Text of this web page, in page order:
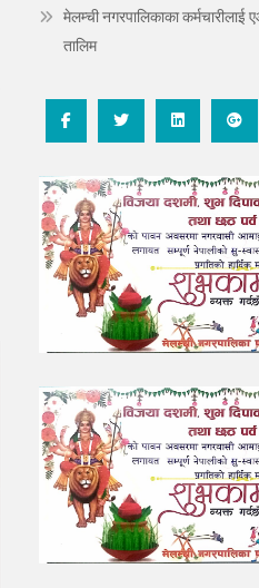
मेलम्ची नगरपालिकाका कर्मचारीलाई
तालिम